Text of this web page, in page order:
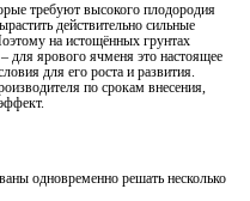
требуют высокого плодородия
действительно сильные
на истощённых грунтах
для ярового ячменя это настоящее
для его роста и развития.
по срокам внесения,
одновременно решать несколько